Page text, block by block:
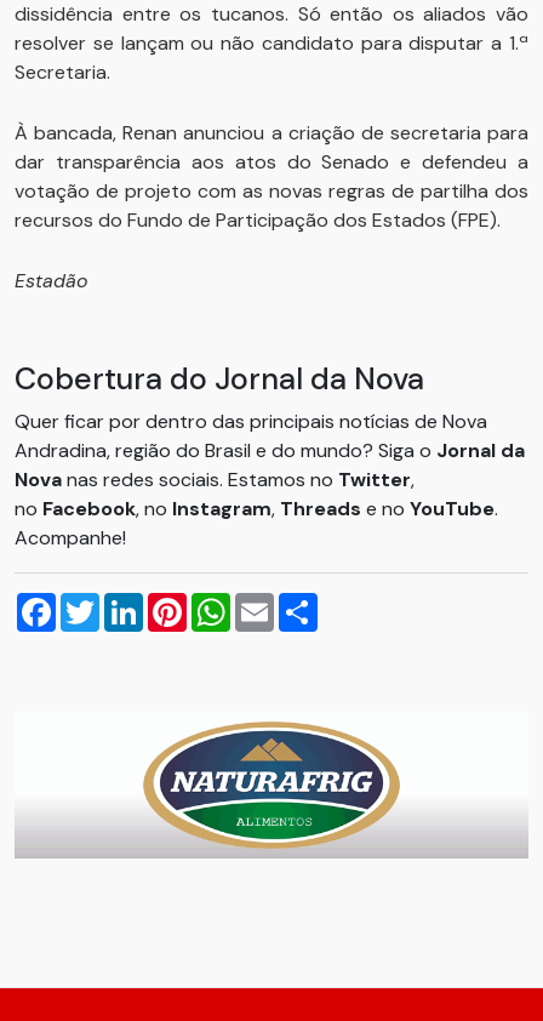
dissidência entre os tucanos. Só então os aliados vão
resolver se lançam ou não candidato para disputar a 1.ª
Secretaria.
À bancada, Renan anunciou a criação de secretaria para
dar transparência aos atos do Senado e defendeu a
votação de projeto com as novas regras de partilha dos
recursos do Fundo de Participação dos Estados (FPE).
Estadão
Cobertura do Jornal da Nova
Quer ficar por dentro das principais notícias de Nova
Andradina, região do Brasil e do mundo? Siga o Jornal da
Novanas redes sociais. Estamos no Twitter,
no Facebook, no Instagram, Threads e no YouTube.
Acompanhe!
Facebook
TwitterLinkedInPinterestWhatsApp
Email